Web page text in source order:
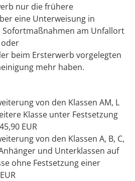
nur die frühere
eine Unterweisung in
am Unfallort
beim Ersterwerb vorgelegten
mehr haben.
von den Klassen AM, L
Klasse unter Festsetzung
EUR
von den Klassen A, B, C,
und Unterklassen auf
ohne Festsetzung einer